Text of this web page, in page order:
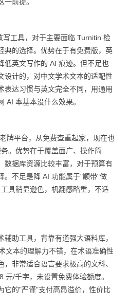
工具，对于主要面临 Turnitin 检
典的选择。优势在于有免费版，英
低英文写作的 AI 痕迹。但不足也
设计的，对中文学术文本的适配性
表达习惯与英文完全不同，用通用
AI 率基本没什么效果。
牌平台，从免费查重起家，现在也
。优势在于覆盖面广、操作简
数据库资源比较丰富，对于预算有
。不足是降 AI 功能属于"顺带"做
具稍显逊色，机翻感略重，不适
助工具，背靠有道强大语料库，
文本的理解力不错，在术语准确性
非常适合语言要求极高的文科、
元/千字，未设置免费体验额度。
它的"严谨"支付高昂溢价，性价比